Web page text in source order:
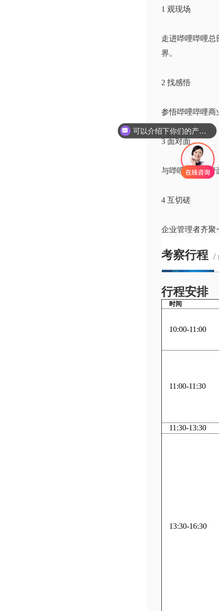
1 观现场
走进哔哩哔哩总
界。
2 找感悟
参悟哔哩哔哩商
3 面对面
与哔哩哔哩高管
4 互切磋
企业管理者齐聚
考察行程 /
行程安排
时间
10:00-11:00
11:00-11:30
11:30-13:30
13:30-16:30
可以介绍下你们的产品么